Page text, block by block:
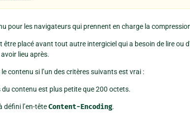
pour les navigateurs qui prennent en charge la
être placé avant tout autre intergiciel qui a besoin de lire ou
lieu après.
le contenu si l’un des critères suivants est vrai :
du contenu est plus petite que 200 octets.
défini l’en-têteContent-Encoding.